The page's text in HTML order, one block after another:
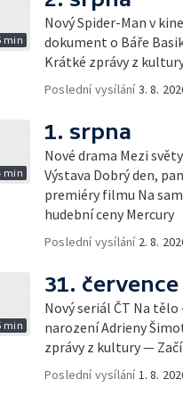
min
Nový Spider-Man v
dokument o Báře
Krátké zprávy z
Poslední vysílání3. 8.
min
1. srpna
Nové drama Mezi
Výstava Dobrý den,
premiéry filmu Na
hudební ceny Mercury
Poslední vysílání 2. 8.
min
31. července
Nový seriál ČT Na
narození Adrieny
zprávy z kultury —
Poslední vysílání1. 8.